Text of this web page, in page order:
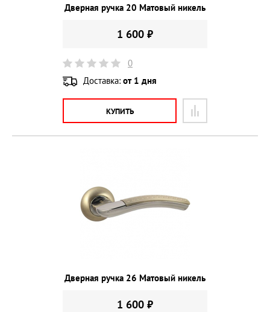
Дверная ручка 20 Матовый никель
1 600 ₽
0
Доставка: от 1 дня
КУПИТЬ
Дверная ручка 26 Матовый никель
1 600 ₽